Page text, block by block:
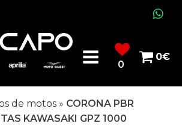
0
0€
de motos » CORONA PBR
KAWASAKI GPZ 1000